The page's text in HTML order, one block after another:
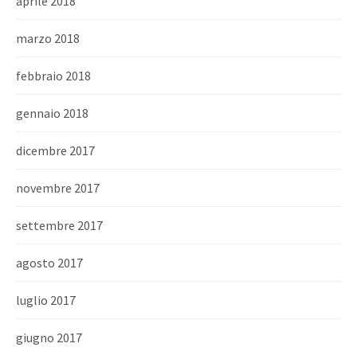
marzo 2018
febbraio 2018
gennaio 2018
dicembre 2017
novembre 2017
settembre 2017
agosto 2017
luglio 2017
giugno 2017